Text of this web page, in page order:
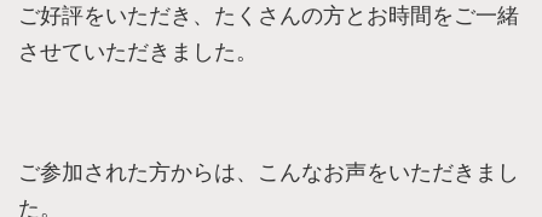
ご好評をいただき、たくさんの方とお時間をご一緒
させていただきました。
ご参加された方からは、こんなお声をいただきまし
た。